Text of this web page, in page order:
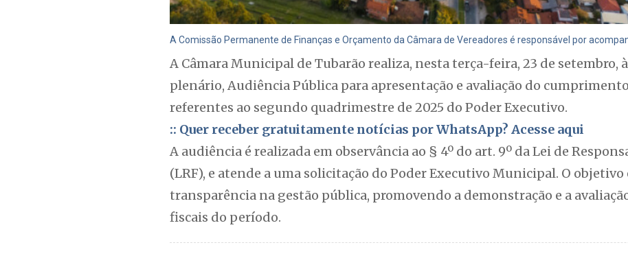
A Comissão Permanente de Finanças e Orçamento da Câmara de Vereadores é responsável por
A Câmara Municipal de Tubarão realiza, nesta terça-feira, 23 de setembro,
plenário, Audiência Pública para apresentação e avaliação do
referentes ao segundo quadrimestre de 2025 do Poder Executivo.
:: Quer receber gratuitamente notícias por WhatsApp? Acesse aqui
A audiência é realizada em observância ao § 4º do art. 9º da Lei de
(LRF), e atende a uma solicitação do Poder Executivo Municipal. O
transparência na gestão pública, promovendo a demonstração e a
fiscais do período.